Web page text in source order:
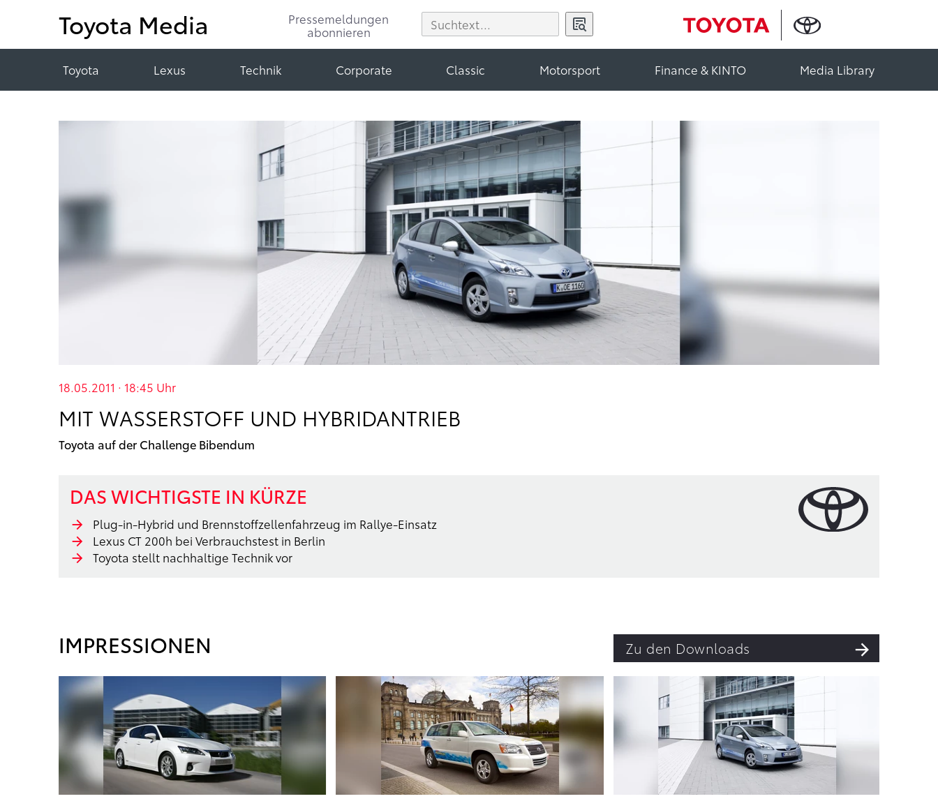
Toyota Media
Pressemeldungen
abonnieren
Toyota Lexus Technik Corporate Classic Motorsport Finance & KINTO Media Library
18.05.2011 · 18:45 Uhr
MIT WASSERSTOFF UND HYBRIDANTRIEB
Toyota auf der Challenge Bibendum
DAS WICHTIGSTE IN KÜRZE
Plug-in-Hybrid und Brennstoffzellenfahrzeug im Rallye-Einsatz
Lexus CT 200h bei Verbrauchstest in Berlin
Toyota stellt nachhaltige Technik vor
IMPRESSIONEN Zu den Downloads